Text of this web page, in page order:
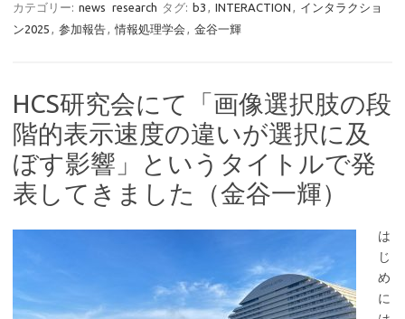
カテゴリー: news research タグ: b3 , INTERACTION , インタラクショ
ン2025 , 参加報告, 情報処理学会 , 金谷一輝
HCS研究会にて「画像選択肢の段
階的表示速度の違いが選択に及
ぼす影響」というタイトルで発
表してきました（金谷一輝）
は
じ
め
に